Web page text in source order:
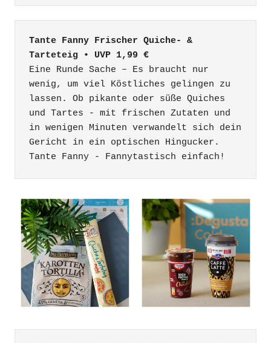
Tante Fanny Frischer Quiche- &
Tarteteig • UVP 1,99 €
Eine Runde Sache – Es braucht nur
wenig, um viel Köstliches gelingen zu
lassen. Ob pikante oder süße Quiches
und Tartes - mit frischen Zutaten und
in wenigen Minuten verwandelt sich dein
Gericht in ein optischen Hingucker.
Tante Fanny - Fannytastisch einfach!